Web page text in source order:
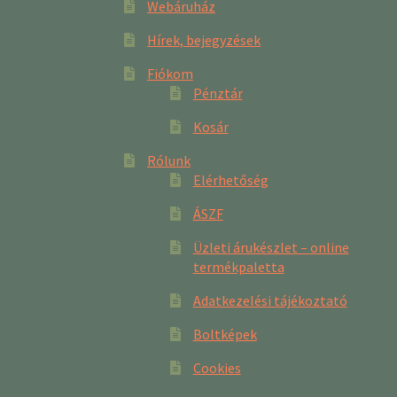
Webáruház
Hírek, bejegyzések
Fiókom
Pénztár
Kosár
Rólunk
Elérhetőség
ÁSZF
Üzleti árukészlet – online
termékpaletta
Adatkezelési tájékoztató
Boltképek
Cookies